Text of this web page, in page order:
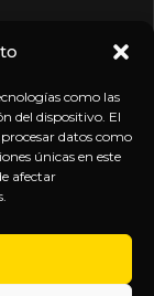
como las
del dispositivo. El
datos como
únicas en este
afectar
SÍGUENOS